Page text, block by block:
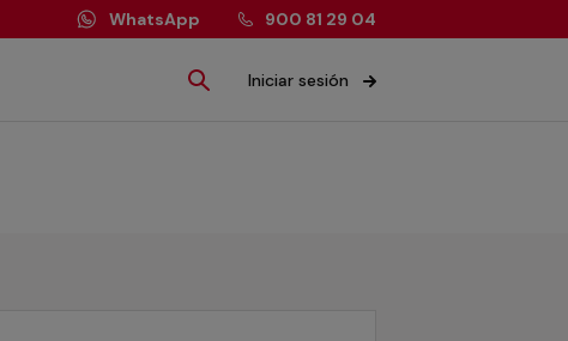
WhatsApp 900 81 29 04
Iniciar sesión